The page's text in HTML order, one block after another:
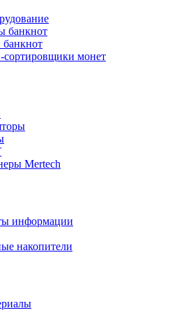
банкнот
сортировщики монет
Mertech
информации
накопители